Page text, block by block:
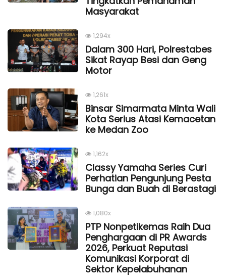
Masyarakat
1,294x
Dalam 300 Hari, Polrestabes
Sikat Rayap Besi dan Geng
Motor
1,261x
Binsar Simarmata Minta Wali
Kota Serius Atasi Kemacetan
ke Medan Zoo
1,162x
Classy Yamaha Series Curi
Perhatian Pengunjung Pesta
Bunga dan Buah di Berastagi
1,080x
PTP Nonpetikemas Raih Dua
Penghargaan di PR Awards
2026, Perkuat Reputasi
Komunikasi Korporat di
Sektor Kepelabuhanan